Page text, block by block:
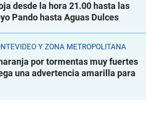
desde la hora 21.00 hasta las
Pando hasta Aguas Dulces
Y ZONA METROPOLITANA
por tormentas muy fuertes
una advertencia amarilla para